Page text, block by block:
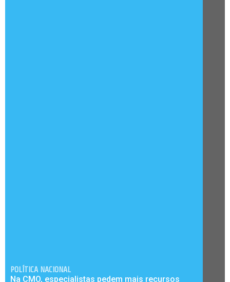
POLÍTICA NACIONAL
Na CMO, especialistas pedem mais recursos